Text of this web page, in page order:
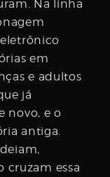
Na linha
em
e adultos
já
novo, e o
antiga.
cruzam essa